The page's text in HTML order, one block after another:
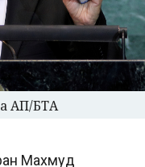
АП/БТА
Махмуд